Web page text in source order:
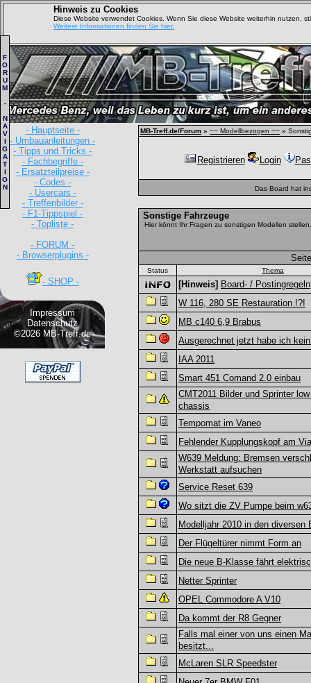
Hinweis zu Cookies
Diese Website verwendet Cookies. Wenn Sie diese Website weiterhin nutzen,
Weitere Informationen finden Sie hier.
- Hauptseite -
- Umbauanleitungen -
- Tipps und Tricks -
- Fachbegriffe -
- Ersatzteilpreise -
- Codes -
- Usercars -
- Treffenbilder -
- F1-Tippspiel -
- Topliste -
- FORUM -
- Browserplugins -
- SHOP -
Impressum
Datenschutz
©2026 MB-Treff.de
F
O
R
U
M
-
N
A
V
I
G
A
T
I
O
N
MB-Treff.de/Forum » ~~ Modellbezogen ~~ »
Registrieren Login
Das Board hat
Sonstige Fahrzeuge
Hier könnt Ihr Fragen zu sonstigen Modellen stellen.
Status Thema
[Hinweis] Board- / Postingregeln
W 116, 280 SE Restauration !?!
MB c140 6,9 Brabus
Ausgerechnet jetzt habe ich
IAA 2011
Smart 451 Comand 2.0 einbau
CMT2011 Bilder und Sprinter
chassis
Tempomat im Vaneo
Fehlender Kupplungskopf am
W639 Meldung: Bremsen
Werkstatt aufsuchen
Service Reset 639
Wo sitzt die ZV Pumpe beim
Modelljahr 2010 in den diversen
Der Flügeltürer nimmt Form an
Die neue B-Klasse fährt
Netter Sprinter
OPEL Commodore A V10
Da kommt der R8 Gegner
Falls mal einer von uns einen
besitzt...
McLaren SLR Speedster